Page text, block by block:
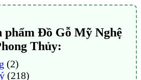
phẩm Đồ Gỗ Mỹ Nghệ
Thủy:
(2)
(218)